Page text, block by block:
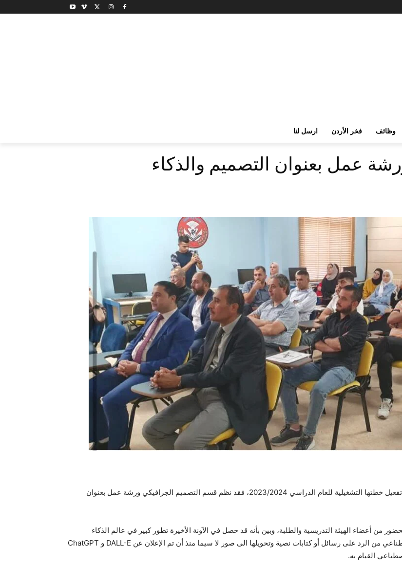
وظائف فخر الأردن ارسل لنا
عمل بعنوان التصميم والذكاء
ضمن نشاطات كلية الآداب والفنون في جامعة إربد الأهلية، في تفعيل خطتها التشغيلية للعام الدراسي 2023/2024، فقد نظم قسم التصميم الجرافيكي ورشة عمل بعنوان
من أعضاء الهيئة التدريسية والطلبة، وبين بأنه قد حصل في الآونة الأخيرة تطور كبير في عالم الذكاء
من الرد على رسائل أو كتابات نصية وتحويلها الى صور لا سيما منذ أن تم الإعلان عن DALL-E و ChatGPT